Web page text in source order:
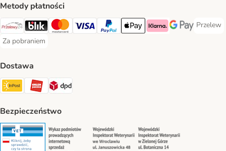
Metody płatności
Przelewy24 Payment Method
Blik Payment Method
MasterCard Payment Method
Visa Payment Method
PayPal Payment Method
Apple Pay Payment Method
Klarna Payment Method
Google Pay
Przelew
Przelew
Za pobraniem
Za pobraniem Payment Method
Dostawa
Paczkomat® Shipping Method
ORLEN Paczka Shipping Method
DPD Shipping Method
Bezpieczeństwo
Security Security Security